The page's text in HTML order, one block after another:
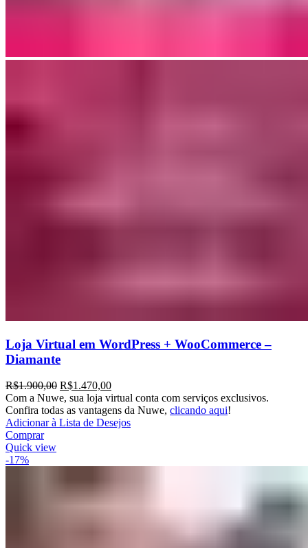
Loja Virtual em WordPress + WooCommerce –
Diamante
R$1.900,00 R$1.470,00
Com a Nuwe, sua loja virtual conta com serviços exclusivos.
Confira todas as vantagens da Nuwe, clicando aqui!
Adicionar à Lista de Desejos
Comprar
Quick view
-17%